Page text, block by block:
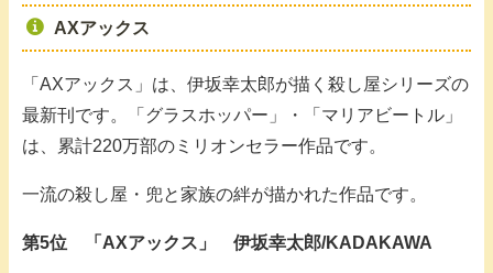
AXアックス
「AXアックス」は、伊坂幸太郎が描く殺し屋シリーズの
最新刊です。「グラスホッパー」・「マリアビートル」
は、累計220万部のミリオンセラー作品です。
一流の殺し屋・兜と家族の絆が描かれた作品です。
第5位 「AXアックス」 伊坂幸太郎/KADAKAWA